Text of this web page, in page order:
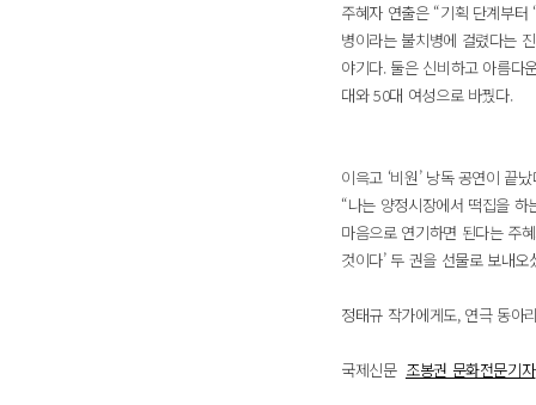
주혜자 연출은 “기획 단계부터
병이라는 불치병에 걸렸다는
야기다. 둘은 신비하고 아름다
대와 50대 여성으로 바꿨다.
이윽고 ‘비원’ 낭독 공연이 끝
“나는 양정시장에서 떡집을
마음으로 연기하면 된다는 주
것이다’ 두 권을 선물로 보내
정태규 작가에게도, 연극 동아
국제신문 조봉권 문화전문기자